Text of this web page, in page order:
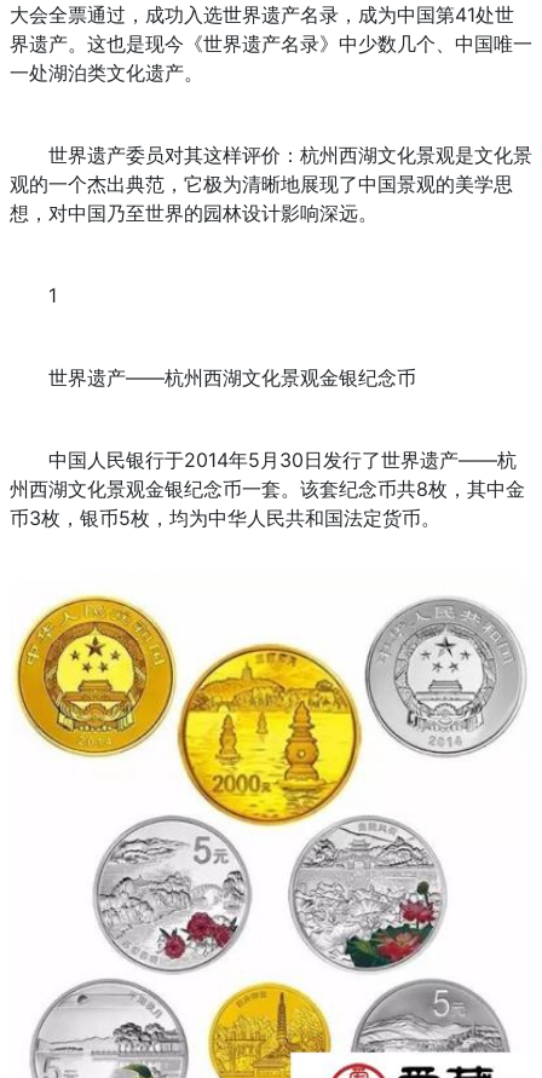
大会全票通过，成功入选世界遗产名录，成为中国第41处世
界遗产。这也是现今《世界遗产名录》中少数几个、中国唯一
一处湖泊类文化遗产。
世界遗产委员对其这样评价：杭州西湖文化景观是文化景
观的一个杰出典范，它极为清晰地展现了中国景观的美学思
想，对中国乃至世界的园林设计影响深远。
1
世界遗产——杭州西湖文化景观金银纪念币
中国人民银行于2014年5月30日发行了世界遗产——杭
州西湖文化景观金银纪念币一套。该套纪念币共8枚，其中金
币3枚，银币5枚，均为中华人民共和国法定货币。